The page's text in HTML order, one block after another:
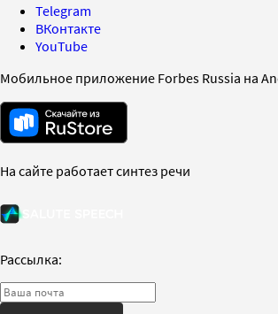
Telegram
ВКонтакте
YouTube
Мобильное приложение Forbes Russia на
На сайте работает синтез речи
Рассылка: